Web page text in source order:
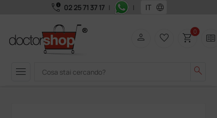
call_quality 02 25 71 37 17 | | language
menu search
person favorite_border shopping_cart0 two_pager